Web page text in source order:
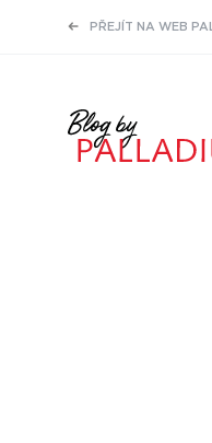
PŘEJÍT NA WEB